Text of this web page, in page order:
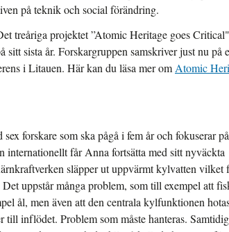
på teknik och social förändring.
treåriga projektet ”Atomic Heritage goes
sista år. Forskargruppen samskriver just nu på
i Litauen. Här kan du läsa mer omAtomic
forskare som ska pågå i fem år och fokuserar på
internationellt får Anna fortsätta med sitt nyväckta
släpper ut uppvärmt kylvatten vilket
uppstår många problem, som till exempel att
ål, men även att den centrala kylfunktionen
till inflödet. Problem som måste hanteras.